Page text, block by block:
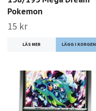
Pokemon
15 kr
LÄS MER